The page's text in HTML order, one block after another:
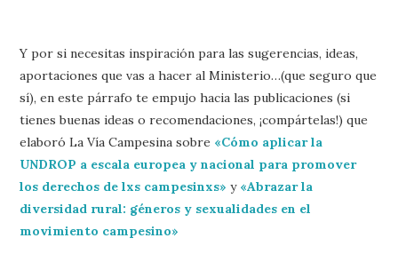
Y por si necesitas inspiración para las sugerencias, ideas,
aportaciones que vas a hacer al Ministerio…(que seguro que
sí), en este párrafo te empujo hacia las publicaciones (si
tienes buenas ideas o recomendaciones, ¡compártelas!) que
elaboró La Vía Campesina sobre «Cómo aplicar la
UNDROP a escala europea y nacional para promover
los derechos de lxs campesinxs» y «Abrazar la
diversidad rural: géneros y sexualidades en el
movimiento campesino»